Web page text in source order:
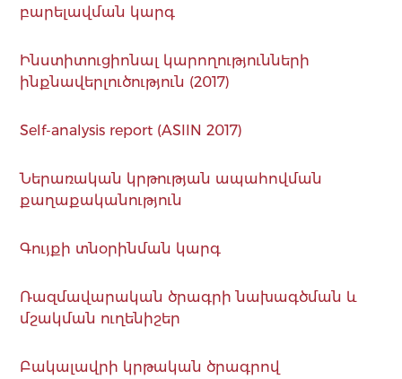
բարելավման կարգ
Ինստիտուցիոնալ կարողությունների
ինքնավերլուծություն (2017)
Self-analysis report (ASIIN 2017)
Ներառական կրթության ապահովման
քաղաքականություն
Գույքի տնօրինման կարգ
Ռազմավարական ծրագրի նախագծման և
մշակման ուղենիշեր
Բակալավրի կրթական ծրագրով